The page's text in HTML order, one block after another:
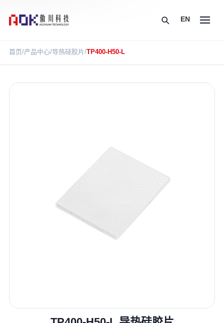
EN
首页/产品中心/导热硅胶片/TP400-H50-L